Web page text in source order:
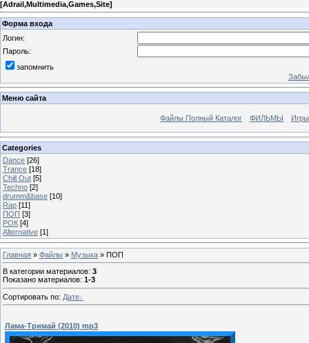
[Adrail,Multimedia,Games,Site]
Форма входа
Логин:
Пароль:
запомнить
Меню сайта
Файлы Полный Каталог ФИЛЬМЫ
Categories
Dance [26]
Trance [18]
Chill Out [5]
Techno [2]
drumm&base [10]
Rap [11]
ПОП [3]
РОК [4]
Alternative [1]
Главная » Файлы » Музыка » ПОП
В категории материалов: 3
Показано материалов: 1-3
Сортировать по: Дате
Лама-Тримай (2010) mp3